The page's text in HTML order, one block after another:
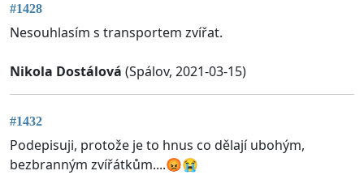
#1428
Nesouhlasím s transportem zvířat.
Nikola Dostálová (Spálov, 2021-03-15)
#1432
Podepisuji, protože je to hnus co dělají ubohým,
bezbranným zvířátkům....😡😭